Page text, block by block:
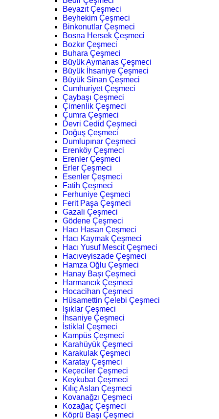
Beyazıt Çeşmeci
Beyhekim Çeşmeci
Binkonutlar Çeşmeci
Bosna Hersek Çeşmeci
Bozkır Çeşmeci
Buhara Çeşmeci
Büyük Aymanas Çeşmeci
Büyük İhsaniye Çeşmeci
Büyük Sinan Çeşmeci
Cumhuriyet Çeşmeci
Çaybaşı Çeşmeci
Çimenlik Çeşmeci
Çumra Çeşmeci
Devri Cedid Çeşmeci
Doğuş Çeşmeci
Dumlupınar Çeşmeci
Erenköy Çeşmeci
Erenler Çeşmeci
Erler Çeşmeci
Esenler Çeşmeci
Fatih Çeşmeci
Ferhuniye Çeşmeci
Ferit Paşa Çeşmeci
Gazali Çeşmeci
Gödene Çeşmeci
Hacı Hasan Çeşmeci
Hacı Kaymak Çeşmeci
Hacı Yusuf Mescit Çeşmeci
Hacıveyiszade Çeşmeci
Hamza Oğlu Çeşmeci
Hanay Başı Çeşmeci
Harmancık Çeşmeci
Hocacihan Çeşmeci
Hüsamettin Çelebi Çeşmeci
Işıklar Çeşmeci
İhsaniye Çeşmeci
İstiklal Çeşmeci
Kampüs Çeşmeci
Karahüyük Çeşmeci
Karakulak Çeşmeci
Karatay Çeşmeci
Keçeciler Çeşmeci
Keykubat Çeşmeci
Kılıç Aslan Çeşmeci
Kovanağzı Çeşmeci
Kozağaç Çeşmeci
Köprü Başı Çeşmeci